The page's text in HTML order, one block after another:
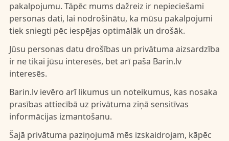
pakalpojumu. Tāpēc mums dažreiz ir nepieciešami
personas dati, lai nodrošinātu, ka mūsu pakalpojumi
tiek sniegti pēc iespējas optimālāk un drošāk.
Jūsu personas datu drošības un privātuma aizsardzība
ir ne tikai jūsu interesēs, bet arī paša Barin.lv
interesēs.
Barin.lv ievēro arī likumus un noteikumus, kas nosaka
prasības attiecībā uz privātuma ziņā sensitīvas
informācijas izmantošanu.
Šajā privātuma paziņojumā mēs izskaidrojam, kāpēc